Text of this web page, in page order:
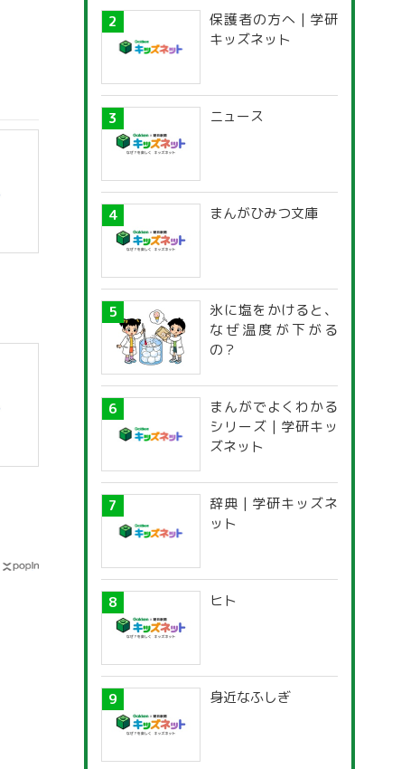
保護者の方へ | 学研
キッズネット
ニュース
まんがひみつ文庫
氷に塩をかけると、
なぜ温度が下がる
の？
まんがでよくわかる
シリーズ | 学研キッ
ズネット
辞典 | 学研キッズネ
ット
ヒト
身近なふしぎ